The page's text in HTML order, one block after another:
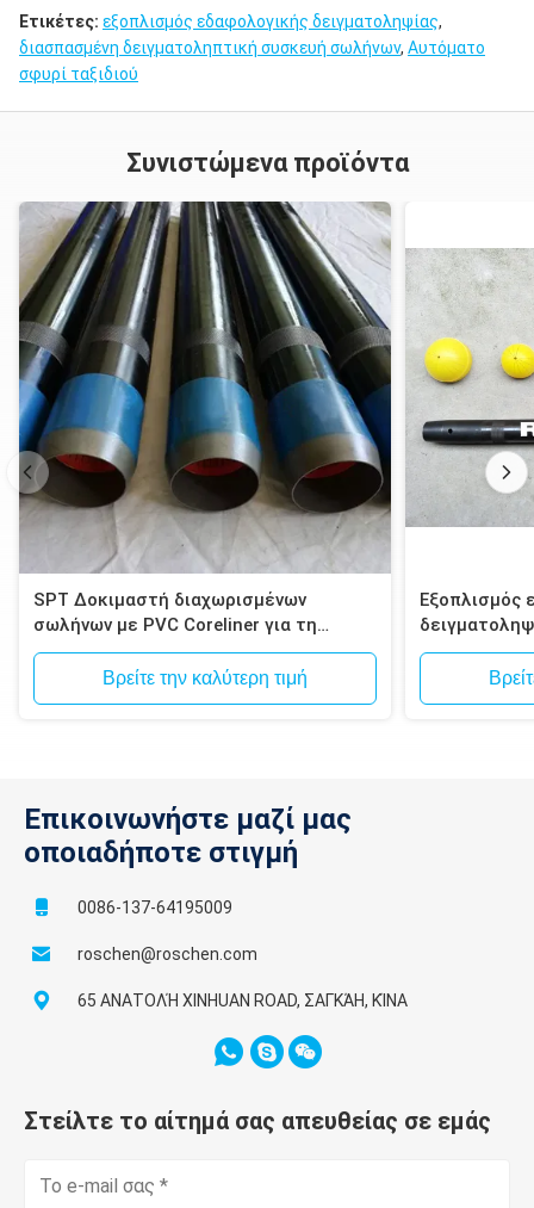
Ετικέτες: εξοπλισμός εδαφολογικής δειγματοληψίας,
διασπασμένη δειγματοληπτική συσκευή σωλήνων, Αυτόματο
σφυρί ταξιδιού
Συνιστώμενα προϊόντα
SPT Δοκιμαστή διαχωρισμένων
σωλήνων με PVC Coreliner για τη
δοκιμή εδάφους
Βρείτε την καλύτερη τιμή
Εξοπλισμός
συσκευή
Επικοινωνήστε μαζί μας
οποιαδήποτε στιγμή
0086-137-64195009
roschen@roschen.com
65 ΑΝΑΤΟΛΉ XINHUAN ROAD, ΣΑΓΚΆΗ, ΚΊΝΑ
Στείλτε το αίτημά σας απευθείας σε εμάς